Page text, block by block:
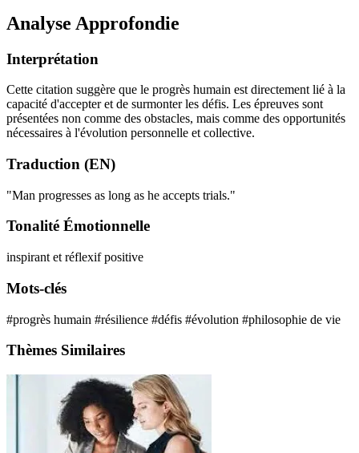
Analyse Approfondie
Interprétation
Cette citation suggère que le progrès humain est directement lié à la
capacité d'accepter et de surmonter les défis. Les épreuves sont
présentées non comme des obstacles, mais comme des opportunités
nécessaires à l'évolution personnelle et collective.
Traduction (EN)
"Man progresses as long as he accepts trials."
Tonalité Émotionnelle
inspirant et réflexifpositive
Mots-clés
#progrès humain #résilience #défis #évolution #philosophie de vie
Thèmes Similaires